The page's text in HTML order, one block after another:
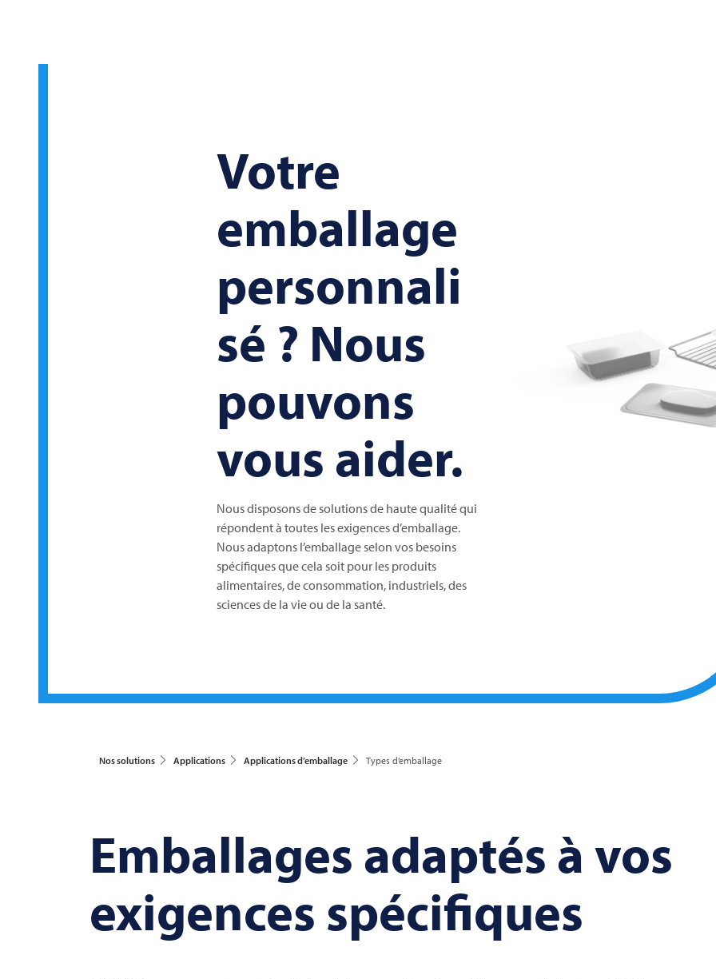
Votre
emballage
personnali
sé ? Nous
pouvons
vous aider.
Nous disposons de solutions de haute qualité qui
répondent à toutes les exigences d’emballage.
Nous adaptons l’emballage selon vos besoins
spécifiques que cela soit pour les produits
alimentaires, de consommation, industriels, des
sciences de la vie ou de la santé.
Nos solutions Applications Applications d’emballage Types d’emballage
Emballages adaptés à vos
exigences spécifiques